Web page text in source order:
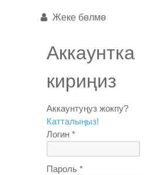
Жеке бөлмө
Аккаунтка
кириңиз
Аккаунтуңуз жокпу?
Катталыңыз!
Логин *
Пароль *